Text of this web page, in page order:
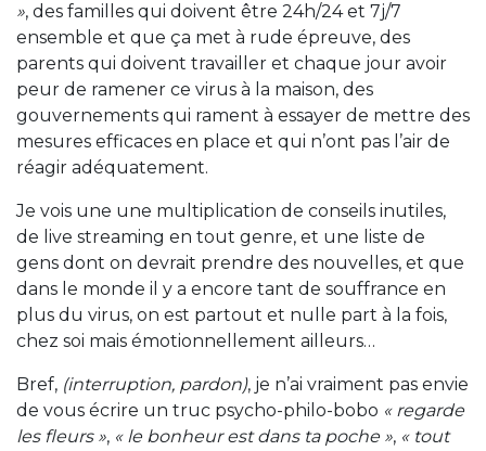
», des familles qui doivent être 24h/24 et 7j/7
ensemble et que ça met à rude épreuve, des
parents qui doivent travailler et chaque jour avoir
peur de ramener ce virus à la maison, des
gouvernements qui rament à essayer de mettre des
mesures efficaces en place et qui n’ont pas l’air de
réagir adéquatement.
Je vois une une multiplication de conseils inutiles,
de live streaming en tout genre, et une liste de
gens dont on devrait prendre des nouvelles, et que
dans le monde il y a encore tant de souffrance en
plus du virus, on est partout et nulle part à la fois,
chez soi mais émotionnellement ailleurs…
Bref, (interruption, pardon), je n’ai vraiment pas envie
de vous écrire un truc psycho-philo-bobo « regarde
les fleurs », « le bonheur est dans ta poche », « tout